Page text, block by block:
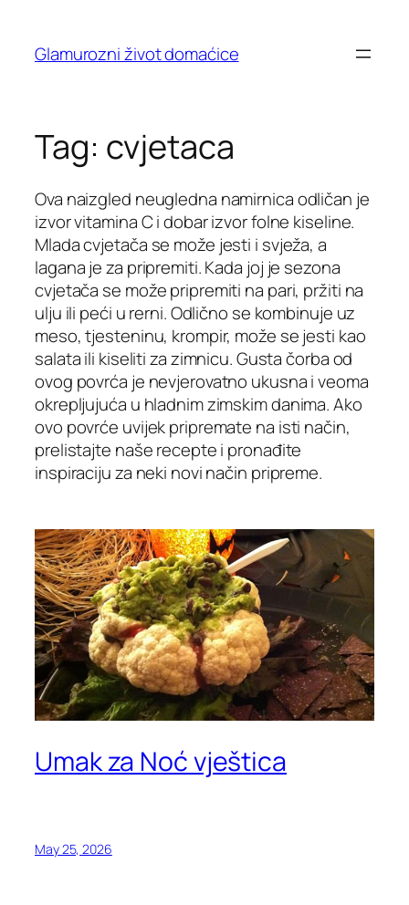
content
Glamurozni život domaćice
Tag: cvjetaca
Ova naizgled neugledna namirnica odličan je
izvor vitamina C i dobar izvor folne kiseline.
Mlada cvjetača se može jesti i svježa, a
lagana je za pripremiti. Kada joj je sezona
cvjetača se može pripremiti na pari, pržiti na
ulju ili peći u rerni. Odlično se kombinuje uz
meso, tjesteninu, krompir, može se jesti kao
salata ili kiseliti za zimnicu. Gusta čorba od
ovog povrća je nevjerovatno ukusna i veoma
okrepljujuća u hladnim zimskim danima. Ako
ovo povrće uvijek pripremate na isti način,
prelistajte naše recepte i pronađite
inspiraciju za neki novi način pripreme.
Umak za Noć vještica
May 25, 2026